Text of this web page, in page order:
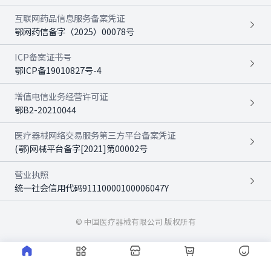
互联网药品信息服务备案凭证
鄂网药信备字（2025）00078号
ICP备案证书号
鄂ICP备19010827号-4
增值电信业务经营许可证
鄂B2-20210044
医疗器械网络交易服务第三方平台备案凭证
(鄂)网械平台备字[2021]第00002号
营业执照
统一社会信用代码91110000100006047Y
© 中国医疗器械有限公司 版权所有